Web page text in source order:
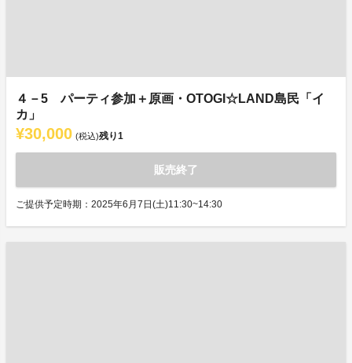
４－5 パーティ参加＋原画・OTOGI☆LAND島民「イ
カ」
¥30,000 (税込)残り1
販売終了
ご提供予定時期：2025年6月7日(土)11:30~14:30